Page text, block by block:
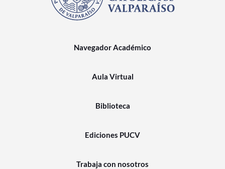
Navegador Académico
Aula Virtual
Biblioteca
Ediciones PUCV
Trabaja con nosotros